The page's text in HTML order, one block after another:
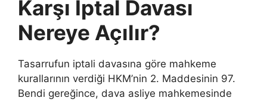
Karşı İptal Davası
Nereye Açılır?
Tasarrufun iptali davasına göre mahkeme
kurallarının verdiği HKM’nin 2. Maddesinin 97.
Bendi gereğince, dava asliye mahkemesinde